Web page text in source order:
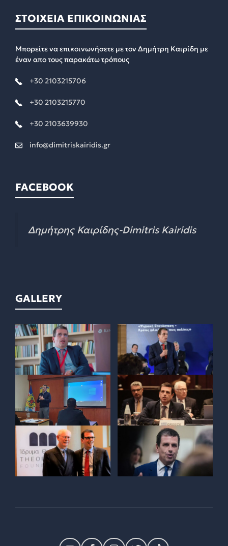
ΣΤΟΙΧΕΙΑ ΕΠΙΚΟΙΝΩΝΙΑΣ
Μπορείτε να επικοινωνήσετε με τον Δημήτρη Καιρίδη με
έναν απο τους παρακάτω τρόπους
+30 2103215706
+30 2103215770
+30 2103639930
info@dimitriskairidis.gr
FACEBOOK
Δημήτρης Καιρίδης-Dimitris Kairidis
GALLERY